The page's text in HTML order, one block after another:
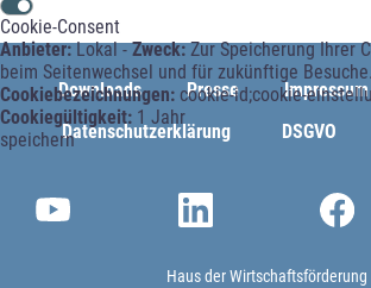
Cookie-Consent
Anbieter:Lokal -Zweck:Zur Speicherung Ihrer
beim Seitenwechsel und für zukünftige
Cookiebezeichnungen: cookie-id;cookie-
Cookiegültigkeit: 1 Jahr
speichern
Downloads Presse Impressum
Datenschutzerklärung
DSGVO
Haus der Wirtschaftsförderung